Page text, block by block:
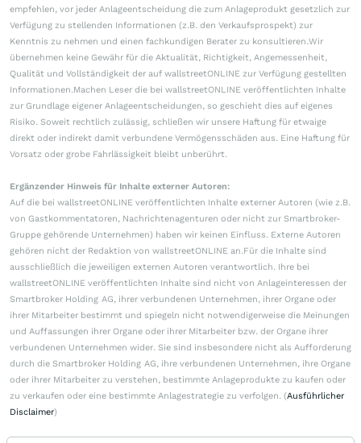
empfehlen, vor jeder Anlageentscheidung die zum Anlageprodukt gesetzlich zur
Verfügung zu stellenden Informationen (z.B. den Verkaufsprospekt) zur
Kenntnis zu nehmen und einen fachkundigen Berater zu konsultieren.Wir
übernehmen keine Gewähr für die Aktualität, Richtigkeit, Angemessenheit,
Qualität und Vollständigkeit der auf wallstreetONLINE zur Verfügung gestellten
Informationen.Machen Leser die bei wallstreetONLINE veröffentlichten Inhalte
zur Grundlage eigener Anlageentscheidungen, so geschieht dies auf eigenes
Risiko. Soweit rechtlich zulässig, schließen wir unsere Haftung für etwaige
direkt oder indirekt damit verbundene Vermögensschäden aus. Eine Haftung für
Vorsatz oder grobe Fahrlässigkeit bleibt unberührt.
Ergänzender Hinweis für Inhalte externer Autoren:
Auf die bei wallstreetONLINE veröffentlichten Inhalte externer Autoren (wie z.B.
von Gastkommentatoren, Nachrichtenagenturen oder nicht zur Smartbroker-
Gruppe gehörende Unternehmen) haben wir keinen Einfluss. Externe Autoren
gehören nicht der Redaktion von wallstreetONLINE an.Für die Inhalte sind
ausschließlich die jeweiligen externen Autoren verantwortlich. Ihre bei
wallstreetONLINE veröffentlichten Inhalte sind nicht von Anlageinteressen der
Smartbroker Holding AG, ihrer verbundenen Unternehmen, ihrer Organe oder
ihrer Mitarbeiter bestimmt und spiegeln nicht notwendigerweise die Meinungen
und Auffassungen ihrer Organe oder ihrer Mitarbeiter bzw. der Organe ihrer
verbundenen Unternehmen wider. Sie sind insbesondere nicht als Aufforderung
durch die Smartbroker Holding AG, ihre verbundenen Unternehmen, ihre Organe
oder ihrer Mitarbeiter zu verstehen, bestimmte Anlageprodukte zu kaufen oder
zu verkaufen oder eine bestimmte Anlagestrategie zu verfolgen. (Ausführlicher
Disclaimer)